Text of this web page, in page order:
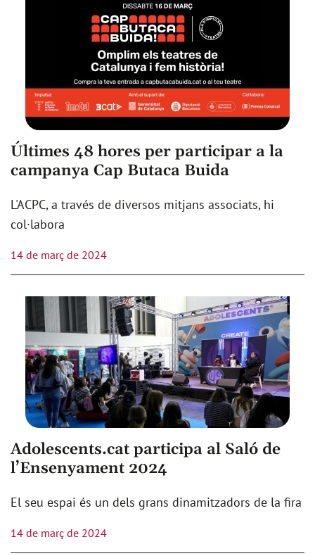
Últimes 48 hores per participar a la
campanya Cap Butaca Buida
L'ACPC, a través de diversos mitjans associats, hi
col·labora
14 de març de 2024
Adolescents.cat participa al Saló de
l’Ensenyament 2024
El seu espai és un dels grans dinamitzadors de la fira
14 de març de 2024